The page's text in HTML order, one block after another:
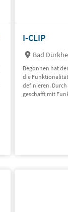
I-CLIP
Bad
Begonnen hat
die
definieren. Durch
geschafft mit